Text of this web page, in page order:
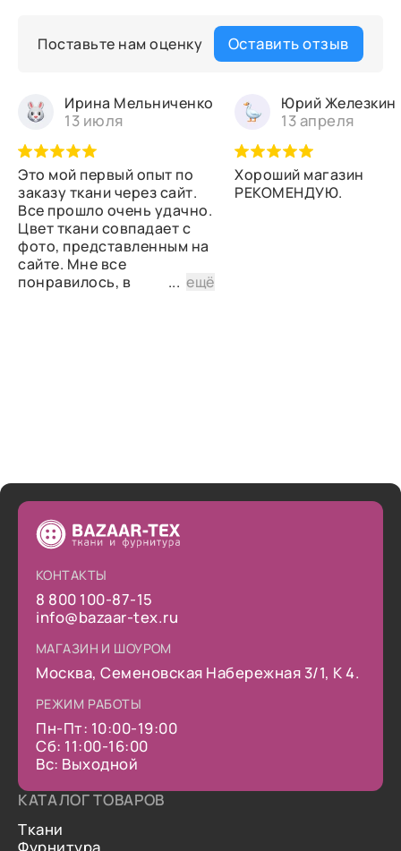
Поставьте нам оценку Оставить отзыв
Ирина Мельниченко
13 июля
Это мой первый опыт по
заказу ткани через сайт.
Все прошло очень удачно.
Цвет ткани совпадает с
фото, представленным на
сайте. Мне все
понравилось, в
...ещё
Юрий Железкин
13 апреля
Хороший магазин
РЕКОМЕНДУЮ.
КОНТАКТЫ
8 800 100-87-15
info@bazaar-tex.ru
МАГАЗИН И ШОУРОМ
Москва, Семеновская Набережная 3/1, К 4.
РЕЖИМ РАБОТЫ
Пн-Пт: 10:00-19:00
Сб: 11:00-16:00
Вс: Выходной
КАТАЛОГ ТОВАРОВ
Ткани